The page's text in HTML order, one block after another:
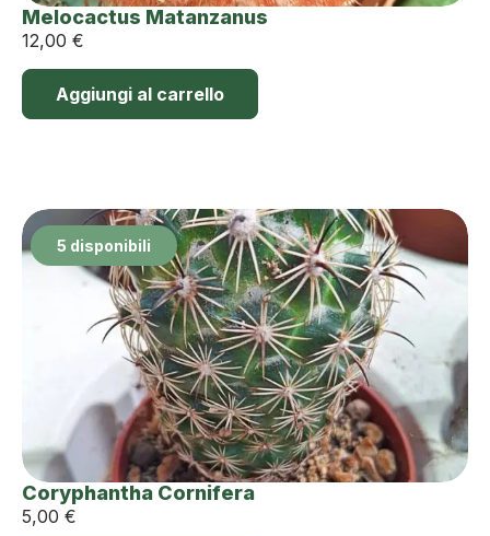
Melocactus Matanzanus
12,00 €
Aggiungi al carrello
5 disponibili
Coryphantha Cornifera
5,00 €